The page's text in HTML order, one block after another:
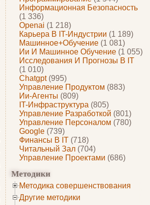
Информационная Безопасность
(1 336)
Openai (1 218)
Карьера В IT-Индустрии (1 189)
Машинное+обучение (1 081)
Ии И Машинное Обучение (1 055)
Исследования И Прогнозы В IT
(1 010)
Chatgpt(995)
Управление Продуктом (883)
Ии-Агенты (809)
IT-Инфраструктура (805)
Управление Разработкой (801)
Управление Персоналом (780)
Google (739)
Финансы В IT (718)
Читальный Зал (704)
Управление Проектами (686)
Методики
Методика совершенствования
Другие методики